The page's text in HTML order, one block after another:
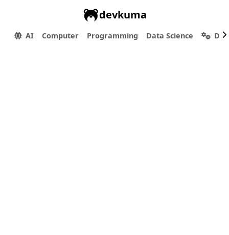
devkuma
AI Computer Programming Data Science